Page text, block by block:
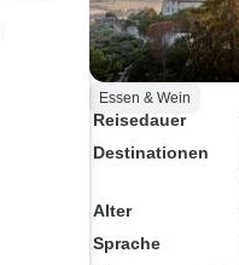
Essen & Wein
Reisedauer
Destinationen
Alter
Sprache